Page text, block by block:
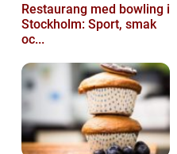
Restaurang med bowling i
Stockholm: Sport, smak
oc...